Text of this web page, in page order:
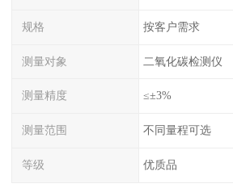
规格 按客户需求
测量对象 二氧化碳检测仪
测量精度 ≤±3%
测量范围 不同量程可选
等级 优质品